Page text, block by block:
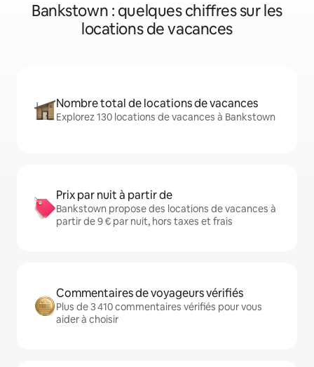
Bankstown : quelques chiffres sur les
locations de vacances
Nombre total de locations de vacances
Explorez 130 locations de vacances à Bankstown
Prix par nuit à partir de
Bankstown propose des locations de vacances à
partir de 9 € par nuit, hors taxes et frais
Commentaires de voyageurs vérifiés
Plus de 3 410 commentaires vérifiés pour vous
aider à choisir